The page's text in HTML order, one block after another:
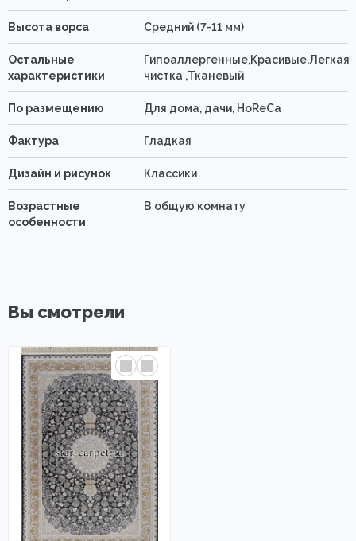
Высота ворса Средний (7-11 мм)
Остальные
характеристики
Гипоаллергенные,Красивые,Легкая
чистка ,Тканевый
По размещению Для дома, дачи, HoReCa
Фактура Гладкая
Дизайн и рисунок Классики
Возрастные
особенности
В общую комнату
Вы смотрели